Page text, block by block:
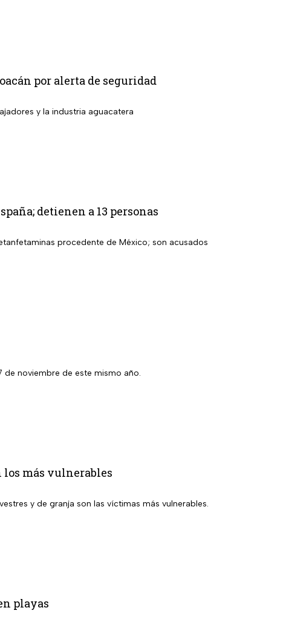
por alerta de seguridad
y la industria aguacatera
detienen a 13 personas
procedente de México; son acusados
de noviembre de este mismo año.
los más vulnerables
y de granja son las víctimas más vulnerables.
playas